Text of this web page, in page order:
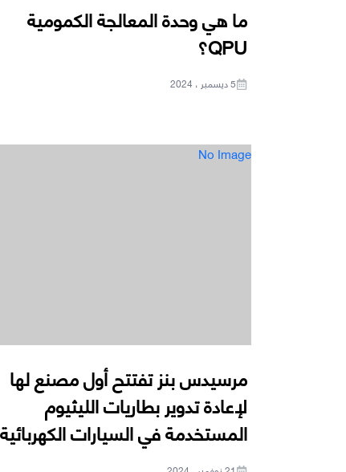
ما هي وحدة المعالجة الكمومية
QPU؟
5 ديسمبر ، 2024
No Image
مرسيدس بنز تفتتح أول مصنع لها
لإعادة تدوير بطاريات الليثيوم
المستخدمة في السيارات الكهربائية